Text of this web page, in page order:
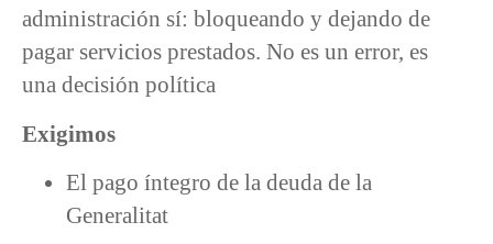
administración sí: bloqueando y dejando de
pagar servicios prestados. No es un error, es
una decisión política
Exigimos
El pago íntegro de la deuda de la
Generalitat